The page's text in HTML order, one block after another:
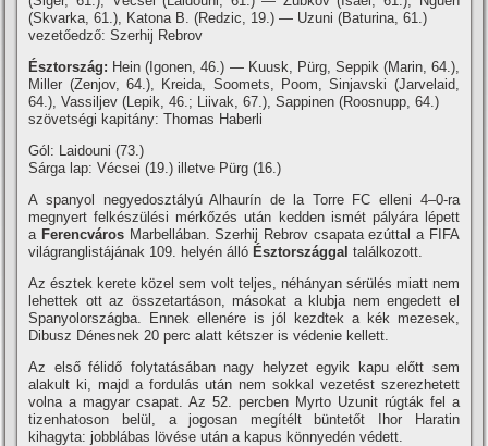
(Skvarka, 61.), Katona B. (Redzic, 19.) — Uzuni (Baturina, 61.)
vezetőedző: Szerhij Rebrov
Észtország: Hein (Igonen, 46.) — Kuusk, Pürg, Seppik (Marin, 64.),
Miller (Zenjov, 64.), Kreida, Soomets, Poom, Sinjavski (Jarvelaid,
64.), Vassiljev (Lepik, 46.; Liivak, 67.), Sappinen (Roosnupp, 64.)
szövetségi kapitány: Thomas Haberli
Gól: Laidouni (73.)
Sárga lap: Vécsei (19.) illetve Pürg (16.)
A spanyol negyedosztályú Alhaurín de la Torre FC elleni 4–0-ra
megnyert felkészülési mérkőzés után kedden ismét pályára lépett
a Ferencváros Marbellában. Szerhij Rebrov csapata ezúttal a FIFA
világranglistájának 109. helyén álló Észtországgaltalálkozott.
Az észtek kerete közel sem volt teljes, néhányan sérülés miatt nem
lehettek ott az összetartáson, másokat a klubja nem engedett el
Spanyolországba. Ennek ellenére is jól kezdtek a kék mezesek,
Dibusz Dénesnek 20 perc alatt kétszer is védenie kellett.
Az első félidő folytatásában nagy helyzet egyik kapu előtt sem
alakult ki, majd a fordulás után nem sokkal vezetést szerezhetett
volna a magyar csapat. Az 52. percben Myrto Uzunit rúgták fel a
tizenhatoson belül, a jogosan megítélt büntetőt Ihor Haratin
kihagyta: jobblábas lövése után a kapus könnyedén védett.